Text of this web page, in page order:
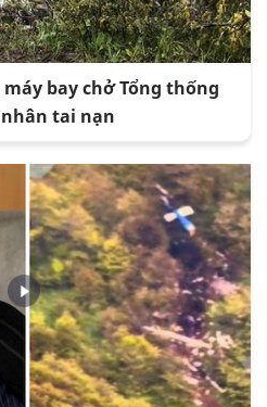
bay chở Tổng thống
tai nạn